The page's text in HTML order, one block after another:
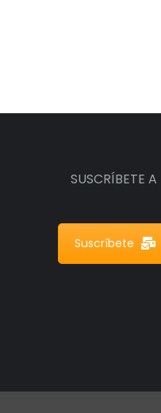
SUSCRÍBETE
Suscríbete